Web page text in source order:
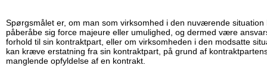
Spørgsmålet er, om man som virksomhed i den nuværende situation
påberåbe sig force majeure eller umulighed, og dermed være
forhold til sin kontraktpart, eller om virksomheden i den modsatte
kan kræve erstatning fra sin kontraktpart, på grund af
manglende opfyldelse af en kontrakt.